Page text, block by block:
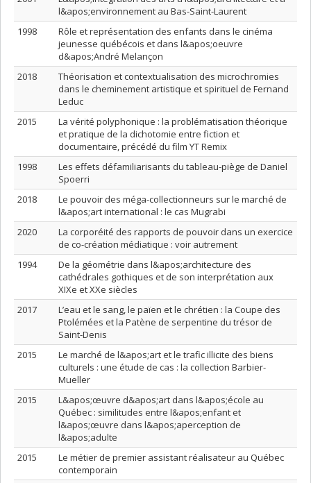
l&apos;environnement au Bas-Saint-Laurent
1998
Rôle et représentation des enfants dans le cinéma
jeunesse québécois et dans l&apos;oeuvre
d&apos;André Melançon
2018
Théorisation et contextualisation des microchromies
dans le cheminement artistique et spirituel de Fernand
Leduc
2015
La vérité polyphonique : la problématisation théorique
et pratique de la dichotomie entre fiction et
documentaire, précédé du film YT Remix
1998
Les effets défamiliarisants du tableau-piège de Daniel
Spoerri
2018
Le pouvoir des méga-collectionneurs sur le marché de
l&apos;art international : le cas Mugrabi
2020
La corporéité des rapports de pouvoir dans un exercice
de co-création médiatique : voir autrement
1994
De la géométrie dans l&apos;architecture des
cathédrales gothiques et de son interprétation aux
XIXe et XXe siècles
2017
L’eau et le sang, le païen et le chrétien : la Coupe des
Ptolémées et la Patène de serpentine du trésor de
Saint-Denis
2015
Le marché de l&apos;art et le trafic illicite des biens
culturels : une étude de cas : la collection Barbier-
Mueller
2015
L&apos;œuvre d&apos;art dans l&apos;école au
Québec : similitudes entre l&apos;enfant et
l&apos;œuvre dans l&apos;aperception de
l&apos;adulte
2015
Le métier de premier assistant réalisateur au Québec
contemporain